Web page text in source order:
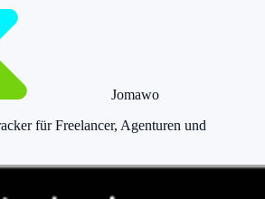
Jomawo
für Freelancer, Agenturen und